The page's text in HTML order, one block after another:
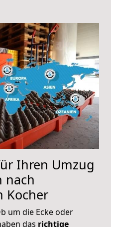
Ihren Umzug
nach
Kocher
um die Ecke oder
das richtige